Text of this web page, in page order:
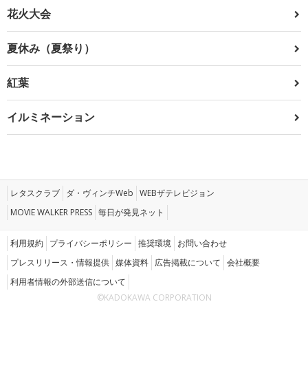
花火大会
夏休み（夏祭り）
紅葉
イルミネーション
レタスクラブ ダ・ヴィンチWeb WEBザテレビジョン
MOVIE WALKER PRESS 毎日が発見ネット
利用規約 プライバシーポリシー 推奨環境 お問い合わせ
プレスリリース・情報提供 媒体資料 広告掲載について 会社概要
利用者情報の外部送信について
©KADOKAWA CORPORATION